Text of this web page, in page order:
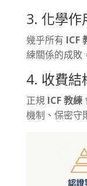
3. 化學作
幾乎所有 ICF
練關係的成敗
4. 收費結
正規 ICF 教練
機制、保密守